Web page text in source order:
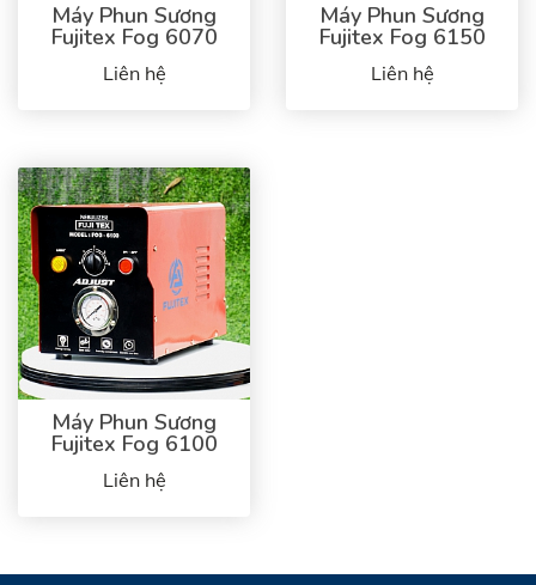
Máy Phun Sương
Fujitex Fog 6070
Liên hệ
Máy Phun Sương
Fujitex Fog 6150
Liên hệ
Máy Phun Sương
Fujitex Fog 6100
Liên hệ